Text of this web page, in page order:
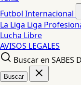
Futbol Internacional
La Liga Liga
Lucha Libre
AVISOS LEGALES
Buscar en SABES
Buscar